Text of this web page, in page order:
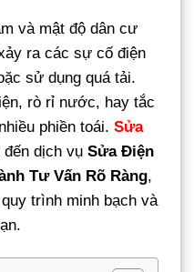
và mật độ dân cư
ra các sự cố điện
sử dụng quá tải.
rò rỉ nước, hay tắc
phiền toái. Sửa
đến dịch vụ Sửa Điện
Tư Vấn Rõ Ràng,
trình minh bạch và